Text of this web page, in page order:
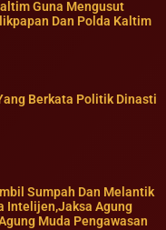
Guna Mengusut
Dan Polda Kaltim
Berkata Politik Dinasti
Sumpah Dan Melantik
Intelijen,Jaksa Agung
Muda Pengawasan